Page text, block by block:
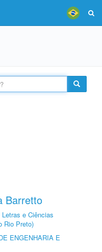
Barretto
e Ciências
Rio Preto)
ENGENHARIA E